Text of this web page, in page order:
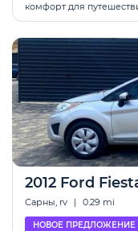
комфорт для
2012 Ford
Сарны, rv | 0.29 mi
НОВОЕ ПРЕДЛОЖЕНИЕ